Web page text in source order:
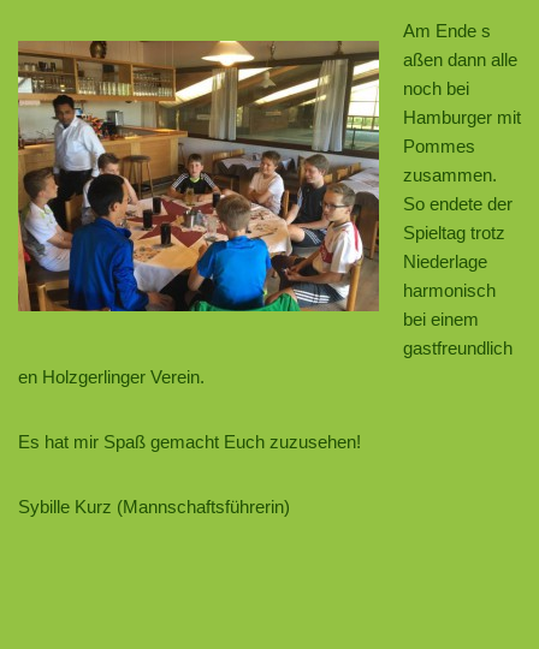
Am Ende s
aßen dann alle
noch bei
Hamburger mit
Pommes
zusammen.
So endete der
Spieltag trotz
Niederlage
harmonisch
bei einem
gastfreundlich
en Holzgerlinger Verein.
Es hat mir Spaß gemacht Euch zuzusehen!
Sybille Kurz (Mannschaftsführerin)